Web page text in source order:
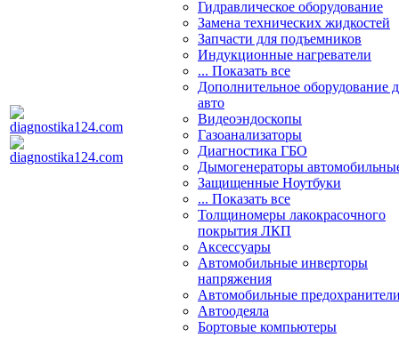
Гидравлическое оборудование
Замена технических жидкостей
Запчасти для подъемников
Индукционные нагреватели
... Показать все
Дополнительное оборудование
авто
Видеоэндоскопы
Газоанализаторы
Диагностика ГБО
Дымогенераторы
Защищенные Ноутбуки
... Показать все
Толщиномеры лакокрасочного
покрытия ЛКП
Аксессуары
Автомобильные инверторы
напряжения
Автомобильные
Автоодеяла
Бортовые компьютеры